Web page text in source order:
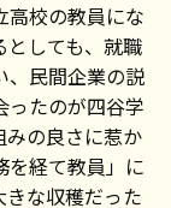
高校の教員にな
としても、就職
、民間企業の説
ったのが四谷学
みの良さに惹か
を経て教員」に
な収穫だった